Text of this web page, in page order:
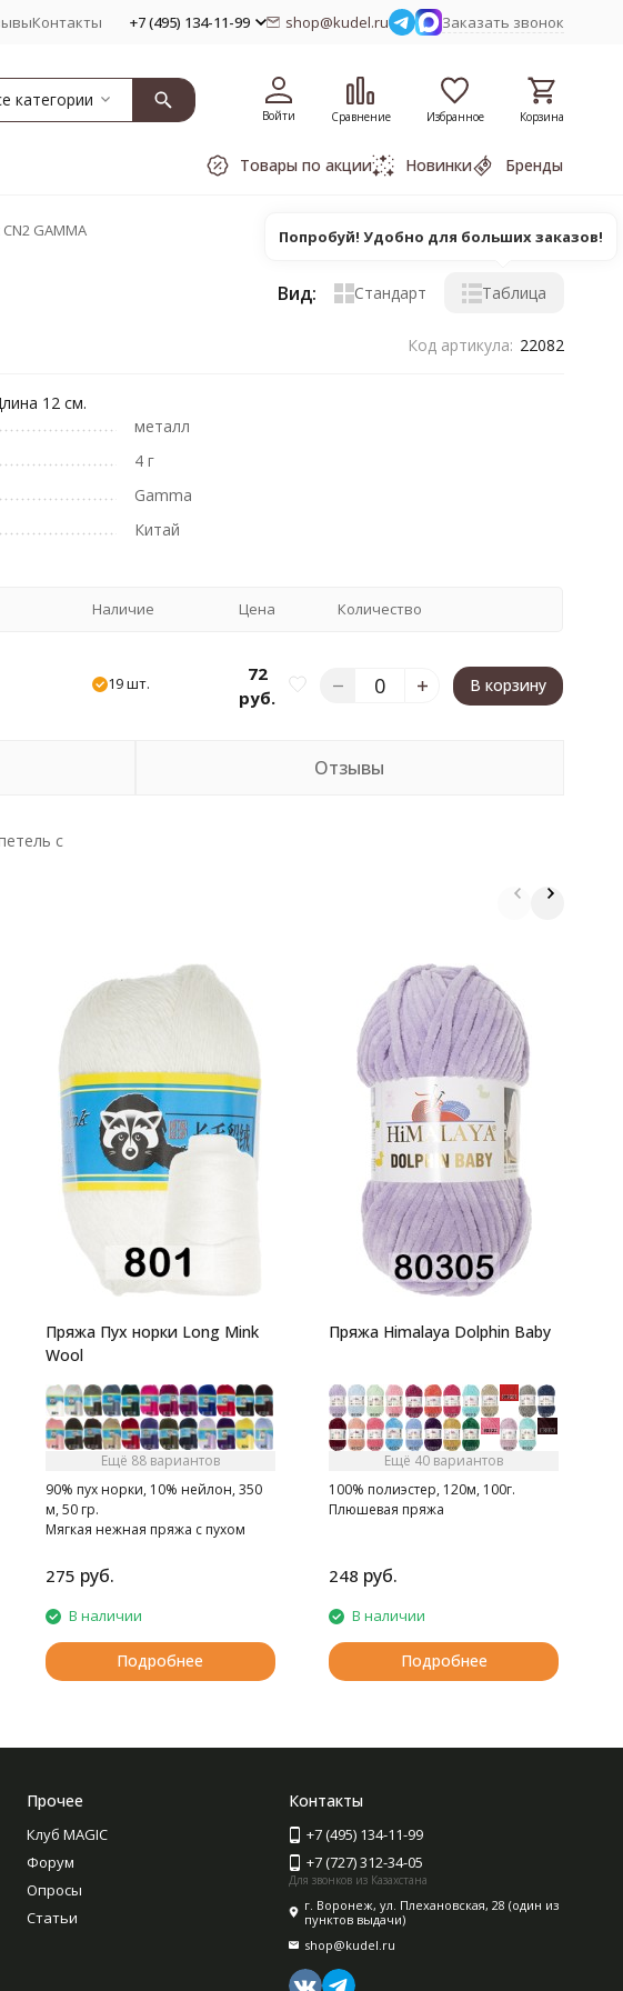
Контакты +7 (495) 134-11-99 shop@kudel.ru Заказать звонок
категории
Войти Сравнение Избранное Корзина
Товары по акции Новинки Бренды
GAMMA
Вид: Стандарт Таблица
Код артикула: 22082
12 см.
металл
4 г
Gamma
Китай
Наличие Цена Количество
19 шт.
72
руб.
В корзину
Отзывы
с
Пряжа Пух норки Long Mink
Wool
Ещё 88 вариантов
90% пух норки, 10% нейлон, 350
м, 50 гр.
Мягкая нежная пряжа с пухом
275 руб.
В наличии
Подробнее
Пряжа Himalaya Dolphin Baby
Ещё 40 вариантов
100% полиэстер, 120м, 100г.
Плюшевая пряжа
248 руб.
В наличии
Подробнее
Прочее
Клуб MAGIC
Форум
Опросы
Статьи
Контакты
+7 (495) 134-11-99
+7 (727) 312-34-05
Для звонков из Казахстана
г. Воронеж, ул. Плехановская, 28 (один из
пунктов выдачи)
shop@kudel.ru
Попробуй! Удобно для больших заказов!